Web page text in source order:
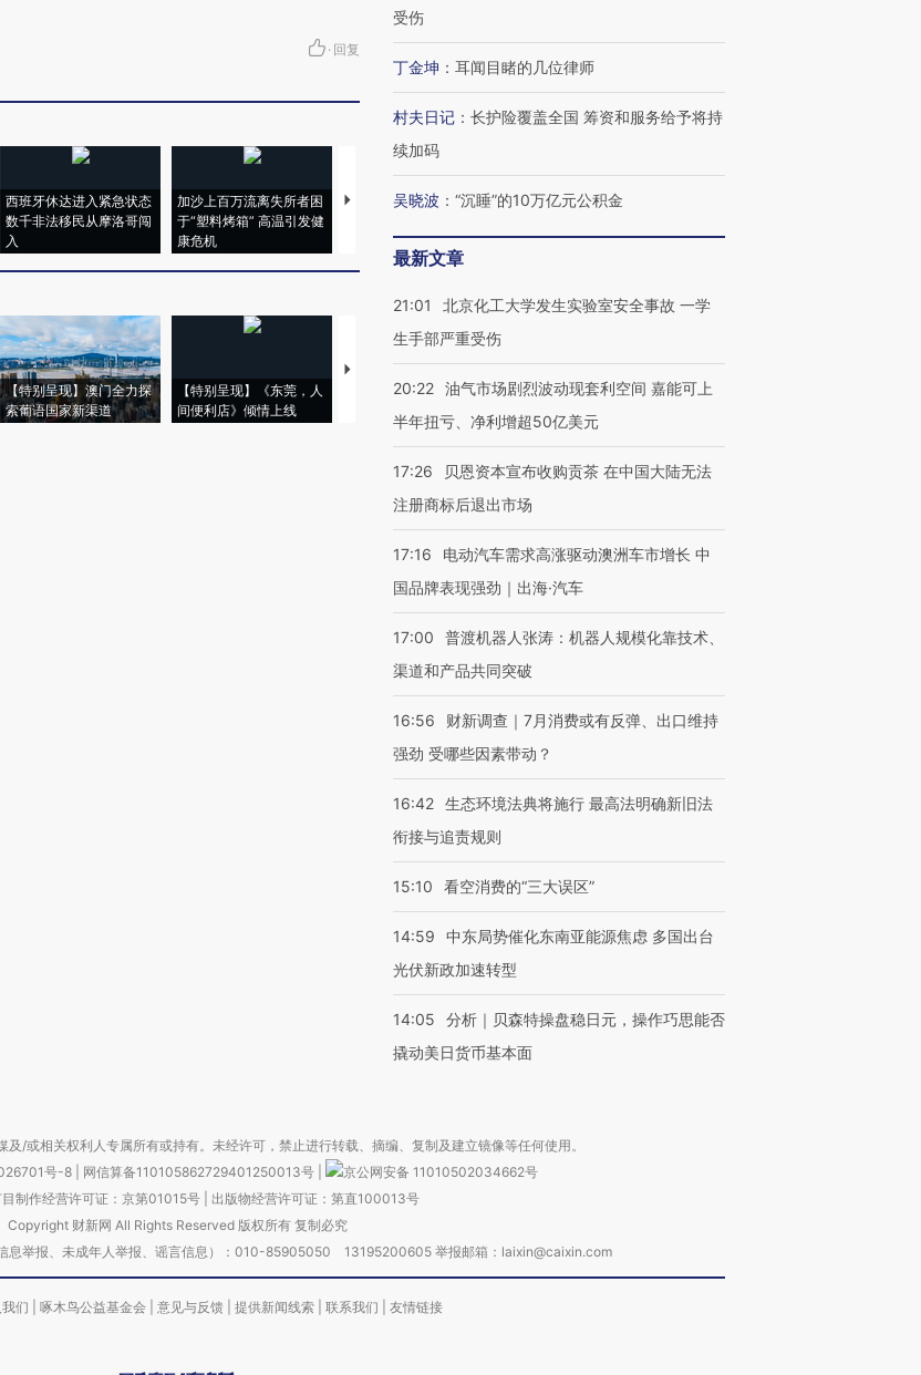
· 回复
西班牙休达进入紧急状态
数千非法移民从摩洛哥闯
入
加沙上百万流离失所者困
于“塑料烤箱” 高温引发健
康危机
视线｜HYROX的吸金
心“花钱找虐”？
马航飞行员跨国走私7万
毒品
育部长拱下台
【特别呈现】澳门全力探
索葡语国家新渠道
【特别呈现】《东莞，人
间便利店》倾情上线
【推广】走进第四届链博
会，让数智科技“链”接产
【特别呈现】寻找100种
有意思的生活方式·第三对
CFO：不靠规模取胜，华
受伤
丁金坤 ： 耳闻目睹的几位律师
村夫日记 ： 长护险覆盖全国 筹资和服务给予将持
续加码
吴晓波 ： “沉睡”的10万亿元公积金
最新文章
21:01
北京化工大学发生实验室安全事故 一学
生手部严重受伤
20:22 油气市场剧烈波动现套利空间 嘉能可上
半年扭亏、净利增超50亿美元
17:26
贝恩资本宣布收购贡茶 在中国大陆无法
注册商标后退出市场
17:16
电动汽车需求高涨驱动澳洲车市增长 中
国品牌表现强劲｜出海·汽车
17:00
普渡机器人张涛：机器人规模化靠技术、
渠道和产品共同突破
16:56
财新调查｜7月消费或有反弹、出口维持
强劲 受哪些因素带动？
16:42 生态环境法典将施行 最高法明确新旧法
衔接与追责规则
15:10 看空消费的“三大误区”
14:59
中东局势催化东南亚能源焦虑 多国出台
光伏新政加速转型
14:05
分析｜贝森特操盘稳日元，操作巧思能否
撬动美日货币基本面
/或相关权利人专属所有或持有。未经许可，禁止进行转载、摘编、复制及建立镜像等任何使用。
号-8 网信算备110105862729401250013号
京公网安备 11010502034662号
制作经营许可证：京第01015号| 出版物经营许可证：第直100013号
Copyright 财新网 All Rights Reserved 版权所有 复制必究
息举报、未成年人举报、谣言信息）：010-85905050 13195200605 举报邮箱：laixin@caixin.com
们 啄木鸟公益基金会 意见与反馈 提供新闻线索 联系我们 友情链接